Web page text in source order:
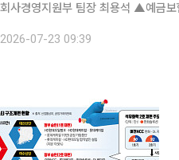
회사경영지원부 팀장 최용석 ▲예금보험연구소 팀장 김
2026-07-23 09:39